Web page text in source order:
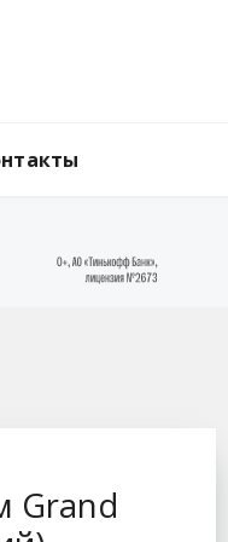
Grand